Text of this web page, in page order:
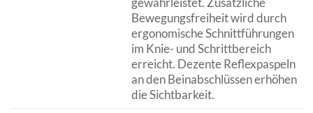
Bewegungsfreiheit wird durch
ergonomische Schnittführungen
im Knie- und Schrittbereich
erreicht. Dezente Reflexpaspeln
an den Beinabschlüssen erhöhen
die Sichtbarkeit.